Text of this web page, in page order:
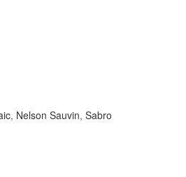
, Nelson Sauvin, Sabro